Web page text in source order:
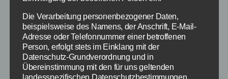
Quotencheck zum Start der neuen Germany's
Die Verarbeitung personenbezogener Daten,
beispielsweise des Namens, der Anschrift, E-Mail-
Adresse oder Telefonnummer einer betroffenen
Person, erfolgt stets im Einklang mit der
Datenschutz-Grundverordnung und in
Übereinstimmung mit den für uns geltenden
landesspezifischen Datenschutzbestimmungen.